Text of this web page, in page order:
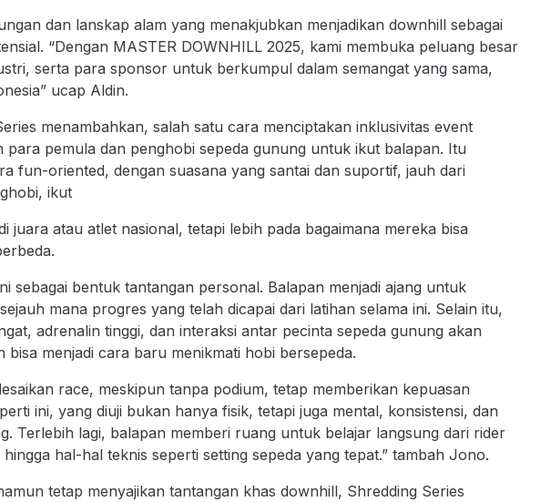
dan lanskap alam yang menakjubkan menjadikan downhill sebagai
“Dengan MASTER DOWNHILL 2025, kami membuka peluang besar
serta para sponsor untuk berkumpul dalam semangat yang sama,
ucap Aldin.
menambahkan, salah satu cara menciptakan inklusivitas event
para pemula dan penghobi sepeda gunung untuk ikut balapan. Itu
fun-oriented, dengan suasana yang santai dan suportif, jauh dari
ikut
juara atau atlet nasional, tetapi lebih pada bagaimana mereka bisa
sebagai bentuk tantangan personal. Balapan menjadi ajang untuk
mana progres yang telah dicapai dari latihan selama ini. Selain itu,
adrenalin tinggi, dan interaksi antar pecinta sepeda gunung akan
bisa menjadi cara baru menikmati hobi bersepeda.
race, meskipun tanpa podium, tetap memberikan kepuasan
ini, yang diuji bukan hanya fisik, tetapi juga mental, konsistensi, dan
Terlebih lagi, balapan memberi ruang untuk belajar langsung dari rider
hal-hal teknis seperti setting sepeda yang tepat.” tambah Jono.
tetap menyajikan tantangan khas downhill, Shredding Series